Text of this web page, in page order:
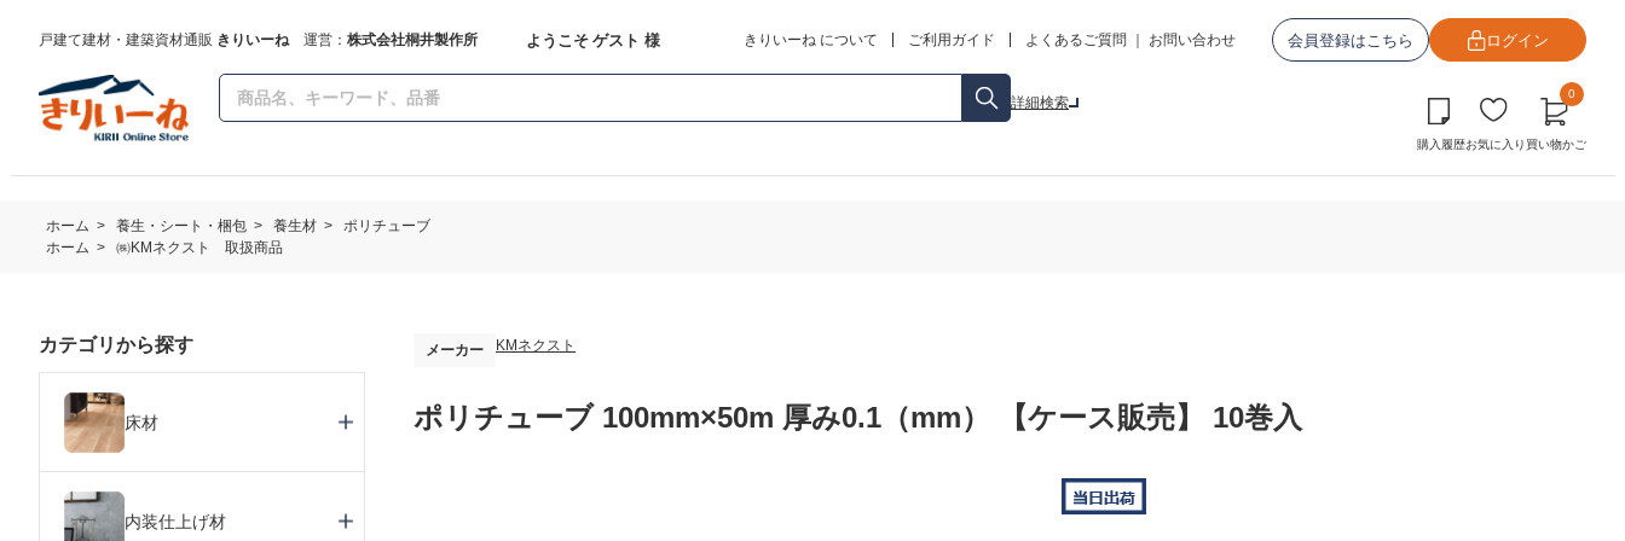
戸建て建材・建築資材通販 きりいーね運営： 株式会社桐井製作所 ようこそ ゲスト 様 きりいーね について ご利用ガイド よくあるご質問 お問い合わせ 会員登録はこちら ログイン
詳細検索
購入履歴お気に入り
0
買い物かご
ホーム > 養生・シート・梱包 > 養生材 >
ポリチューブ
ホーム > ㈱KMネクスト 取扱商品
メーカー KMネクスト
ポリチューブ 100mm×50m 厚み0.1（mm） 【ケース販売】 10巻入
カテゴリから探す
床材
内装仕上げ材